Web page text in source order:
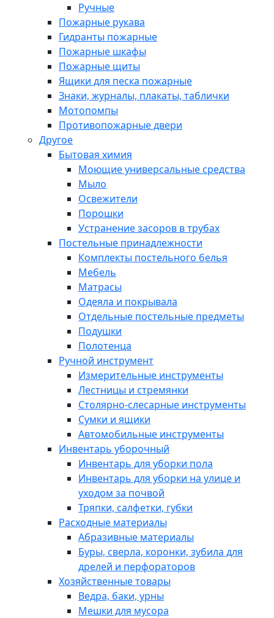
Ручные
Пожарные рукава
Гидранты пожарные
Пожарные шкафы
Пожарные щиты
Ящики для песка пожарные
Знаки, журналы, плакаты, таблички
Мотопомпы
Противопожарные двери
Другое
Бытовая химия
Моющие универсальные средства
Мыло
Освежители
Порошки
Устранение засоров в трубах
Постельные принадлежности
Комплекты постельного белья
Мебель
Матрасы
Одеяла и покрывала
Отдельные постельные предметы
Подушки
Полотенца
Ручной инструмент
Измерительные инструменты
Лестницы и стремянки
Столярно-слесарные инструменты
Сумки и ящики
Автомобильные инструменты
Инвентарь уборочный
Инвентарь для уборки пола
Инвентарь для уборки на улице и
уходом за почвой
Тряпки, салфетки, губки
Расходные материалы
Абразивные материалы
Буры, сверла, коронки, зубила для
дрелей и перфораторов
Хозяйственные товары
Ведра, баки, урны
Мешки для мусора